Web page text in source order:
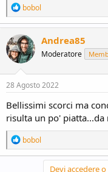
R
e
a
c
t
i
o
n
s
bobol
Andrea85
Moderatore
28 Agosto 2022
Bellissimi scorci ma
risulta un po' piatta...da
R
e
a
bobol
Devi accedere